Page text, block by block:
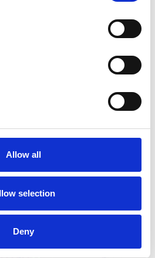
Allow all
selection
Deny